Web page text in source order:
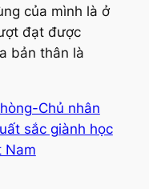
của mình là ở
đạt được
bản thân là
Chủ nhân
sắc giành học
Nam